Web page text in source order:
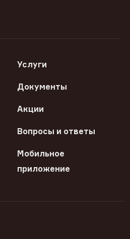
Услуги
Документы
Акции
Вопросы и ответы
Мобильное
приложение